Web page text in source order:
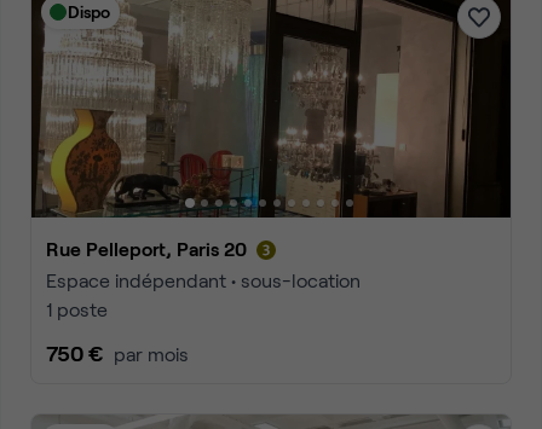
Dispo
Rue Pelleport, Paris 20
Espace indépendant • sous-location
1 poste
750 € par mois